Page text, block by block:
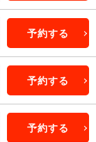
予約する
予約する
予約する